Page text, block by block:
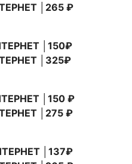
│265 ₽
│150₽
│325₽
│150 ₽
│275 ₽
│137₽